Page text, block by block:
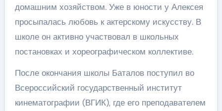
домашним хозяйством. Уже в юности у Алексея
просыпалась любовь к актерскому искусству. В
школе он активно участвовал в школьных
постановках и хореографическом коллективе.
После окончания школы Баталов поступил во
Всероссийский государственный институт
кинематографии (ВГИК), где его преподавателем